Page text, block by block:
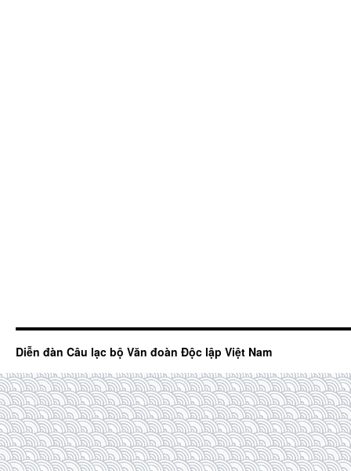
Diễn đàn Câu lạc bộ Văn đoàn Độc lập Việt Nam